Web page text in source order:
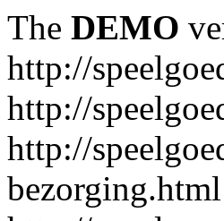
The DEMO
http://
http://
http://
bezorging.html